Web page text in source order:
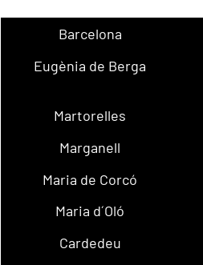
Barcelona
Eugènia de Berga
Martorelles
Marganell
Maria de Corcó
Maria d´Oló
Cardedeu